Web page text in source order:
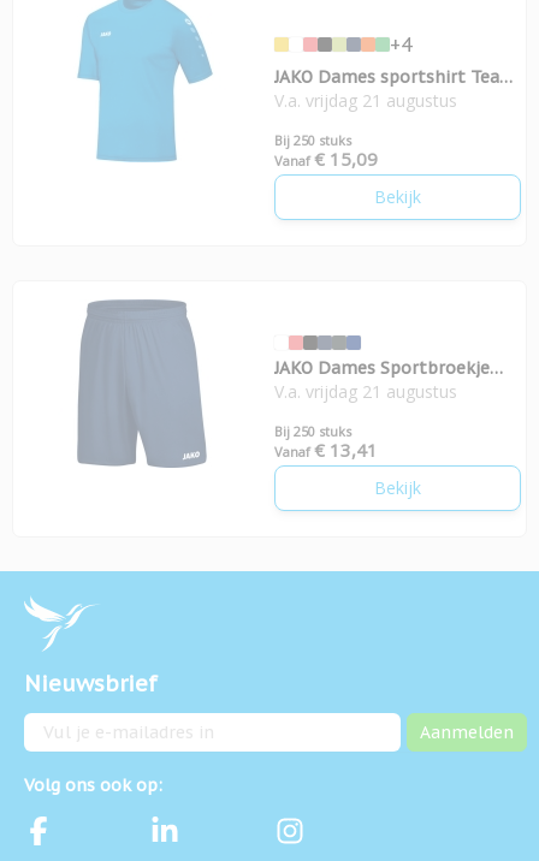
+4
JAKO Dames sportshirt Team
KM
V.a. vrijdag 21 augustus
Bij 250 stuks
Vanaf € 15,09
Bekijk
JAKO Dames Sportbroekje
Manchester 2.0
V.a. vrijdag 21 augustus
Bij 250 stuks
Vanaf € 13,41
Bekijk
Nieuwsbrief
E-mailadres Aanmelden
Volg ons ook op: